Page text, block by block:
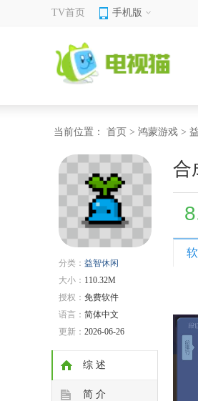
TV首页 手机版
当前位置： 首页 > 鸿蒙游戏 >
分类： 益智休闲
大小： 110.32M
授权： 免费软件
语言： 简体中文
更新： 2026-06-26
综 述
简 介
合